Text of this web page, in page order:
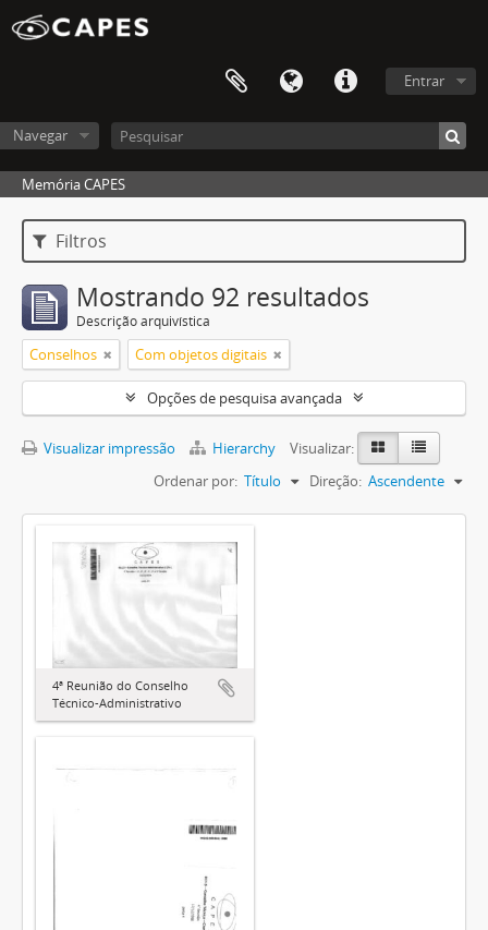
Entrar
Navegar
Memória CAPES
Filtros
Mostrando 92 resultados
Descrição arquivística
Conselhos Com objetos digitais
Opções de pesquisa avançada
Visualizar impressão Hierarchy
Visualizar:
Ordenar por: Título Direção: Ascendente
4ª Reunião do Conselho
Técnico-Administrativo